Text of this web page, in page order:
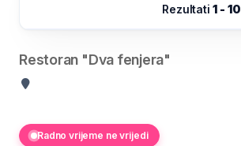
Rezultati1 - 10
Restoran "Dva fenjera"
Radno vrijeme ne vrijedi